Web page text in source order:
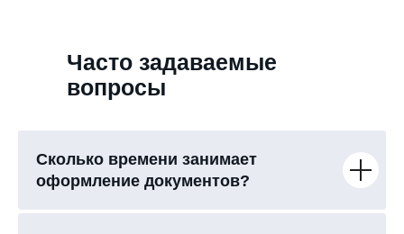
Часто задаваемые
вопросы
Сколько времени занимает
оформление документов?